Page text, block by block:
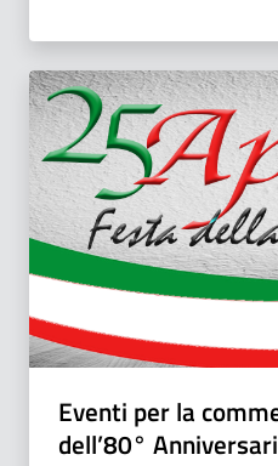
Eventi per la
dell’80°